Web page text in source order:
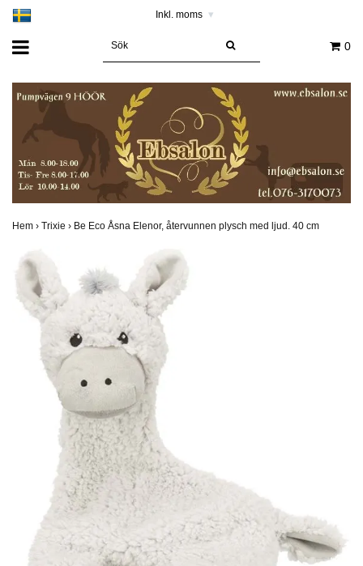
Inkl. moms ▾
0
Hem › Trixie › Be Eco Åsna Elenor, återvunnen plysch med ljud. 40 cm